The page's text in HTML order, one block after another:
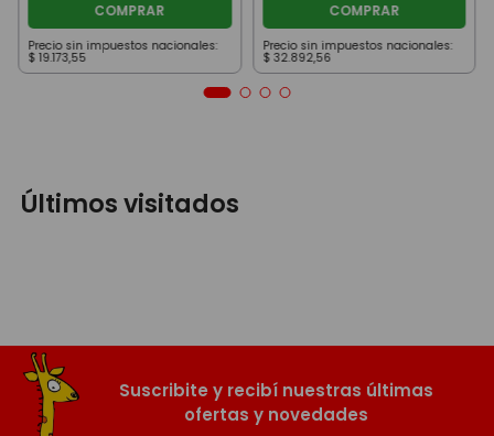
COMPRAR
Precio sin impuestos nacionales:
$ 19.173,55
COMPRAR
Precio sin impuestos nacionales:
$ 32.892,56
Últimos visitados
Suscribite y recibí nuestras últimas
ofertas y novedades